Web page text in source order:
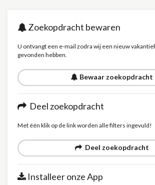
Zoekopdracht bewaren
U ontvangt een e-mail zodra wij een nieuw
gevonden hebben.
Bewaar zoekopdracht
Deel zoekopdracht
Met één klik op de link worden alle filters ingevuld!
Deel zoekopdracht
Installeer onze App